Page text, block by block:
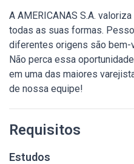
A AMERICANAS S.A.
todas as suas formas.
diferentes origens são bem-
Não perca essa
em uma das maiores
de nossa equipe!
Requisitos
Estudos